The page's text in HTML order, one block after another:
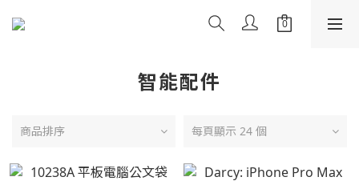
智能配件
商品排序 每頁顯示 24 個